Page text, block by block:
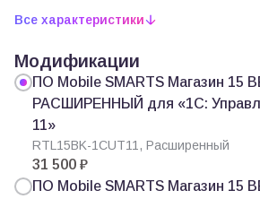
Все характеристики
Модификации
ПО Mobile SMARTS Магазин 15
РАСШИРЕННЫЙ для «1С:
11»
RTL15BK-1CUT11, Расширенный
31 500 ₽
ПО Mobile SMARTS Магазин 15